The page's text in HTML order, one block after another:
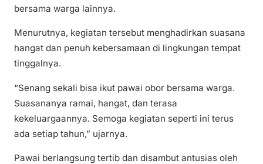
bersama warga lainnya.
Menurutnya, kegiatan tersebut menghadirkan suasana
hangat dan penuh kebersamaan di lingkungan tempat
tinggalnya.
“Senang sekali bisa ikut pawai obor bersama warga.
Suasananya ramai, hangat, dan terasa
kekeluargaannya. Semoga kegiatan seperti ini terus
ada setiap tahun,” ujarnya.
Pawai berlangsung tertib dan disambut antusias oleh